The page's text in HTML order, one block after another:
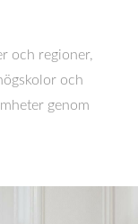
och regioner,
och
genom